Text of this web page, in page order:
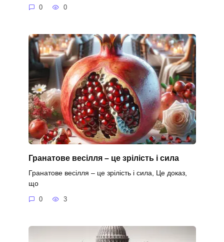
0 0
Гранатове весілля – це зрілість і сила
Гранатове весілля – це зрілість і сила, Це доказ,
що
0 3